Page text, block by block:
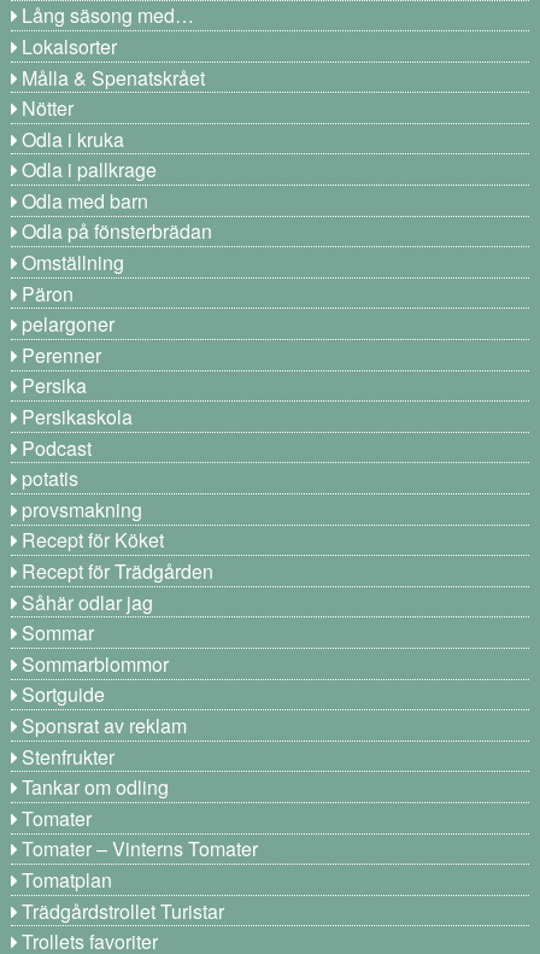
Lång säsong med…
Lokalsorter
Målla & Spenatskrået
Nötter
Odla i kruka
Odla i pallkrage
Odla med barn
Odla på fönsterbrädan
Omställning
Päron
pelargoner
Perenner
Persika
Persikaskola
Podcast
potatis
provsmakning
Recept för Köket
Recept för Trädgården
Såhär odlar jag
Sommar
Sommarblommor
Sortguide
Sponsrat av reklam
Stenfrukter
Tankar om odling
Tomater
Tomater – Vinterns Tomater
Tomatplan
Trädgårdstrollet Turistar
Trollets favoriter